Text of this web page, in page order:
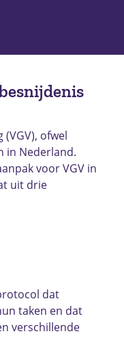
ofwel
in Nederland.
voor VGV in
uit drie
dat
taken en dat
verschillende